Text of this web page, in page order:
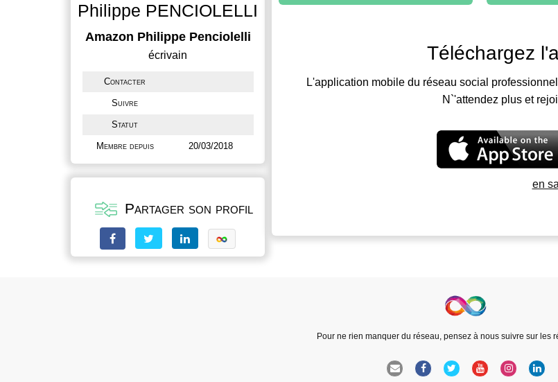
Philippe PENCIOLELLI
Amazon Philippe Penciolelli
écrivain
Contacter
Suivre
Statut
Membre depuis 20/03/2018
Partager son profil
Téléchargez
L'application mobile du réseau social
N`'attendez plus et
en
Pour ne rien manquer du réseau, pensez à nous suivre sur les